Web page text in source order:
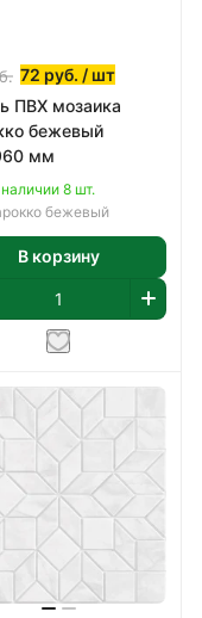
72 руб. / шт
ПВХ мозаика
бежевый
мм
8 шт.
бежевый
В корзину